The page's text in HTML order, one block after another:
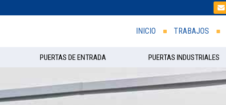
INICIO TRABAJOS
PUERTAS DE ENTRADA PUERTAS INDUSTRIALES